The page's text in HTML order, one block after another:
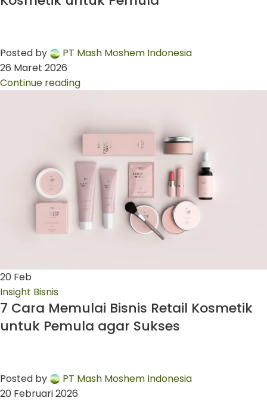
Posted by
PT Mash Moshem Indonesia
26 Maret 2026
Continue reading
20 Feb
Insight Bisnis
7 Cara Memulai Bisnis Retail Kosmetik
untuk Pemula agar Sukses
Posted by
PT Mash Moshem Indonesia
20 Februari 2026